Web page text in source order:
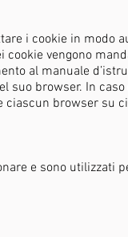
i cookie in modo
vengono
al manuale
suo browser. In
ciascun browser su
e sono utilizzati